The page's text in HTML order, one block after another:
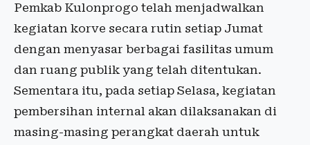
Pemkab Kulonprogo telah menjadwalkan
kegiatan korve secara rutin setiap Jumat
dengan menyasar berbagai fasilitas umum
dan ruang publik yang telah ditentukan.
Sementara itu, pada setiap Selasa, kegiatan
pembersihan internal akan dilaksanakan di
masing-masing perangkat daerah untuk